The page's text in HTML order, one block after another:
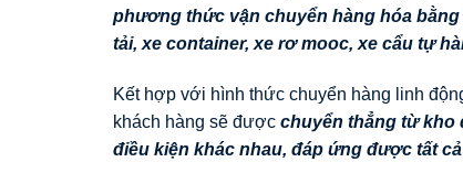
phương thức vận chuyển hàng hóa
tải, xe container, xe rơ mooc, xe cẩu tự
Kết hợp với hình thức chuyển hàng linh
khách hàng sẽ được chuyển thẳng từ kho
điều kiện khác nhau, đáp ứng được tất